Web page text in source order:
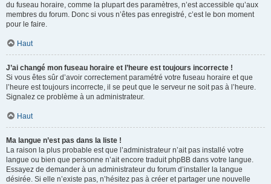
du fuseau horaire, comme la plupart des paramètres, n’est accessible qu’aux
membres du forum. Donc si vous n’êtes pas enregistré, c’est le bon moment
pour le faire.
Haut
J’ai changé mon fuseau horaire et l’heure est toujours incorrecte !
Si vous êtes sûr d’avoir correctement paramétré votre fuseau horaire et que
l’heure est toujours incorrecte, il se peut que le serveur ne soit pas à l’heure.
Signalez ce problème à un administrateur.
Haut
Ma langue n’est pas dans la liste !
La raison la plus probable est que l’administrateur n’ait pas installé votre
langue ou bien que personne n’ait encore traduit phpBB dans votre langue.
Essayez de demander à un administrateur du forum d’installer la langue
désirée. Si elle n’existe pas, n’hésitez pas à créer et partager une nouvelle